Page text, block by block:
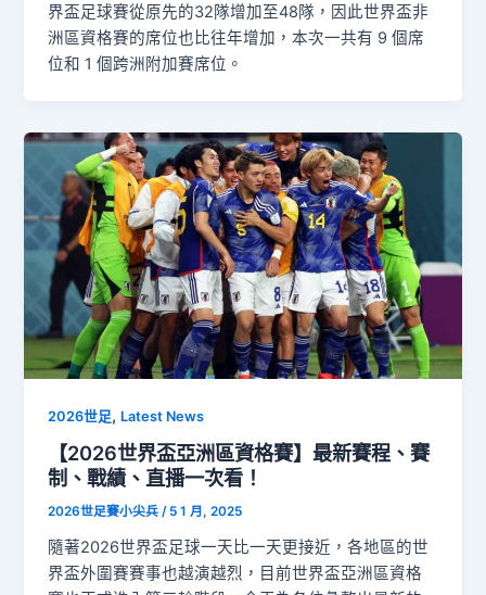
界盃足球賽從原先的32隊增加至48隊，因此世界盃非
洲區資格賽的席位也比往年增加，本次一共有 9 個席
位和 1 個跨洲附加賽席位。
2026世足, Latest News
【2026世界盃亞洲區資格賽】最新賽程、賽
制、戰績、直播一次看！
2026世足賽小尖兵/ 5 1 月, 2025
隨著2026世界盃足球一天比一天更接近，各地區的世
界盃外圍賽賽事也越演越烈，目前世界盃亞洲區資格